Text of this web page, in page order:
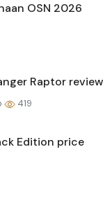
OSN 2026
Raptor review
419
Edition price